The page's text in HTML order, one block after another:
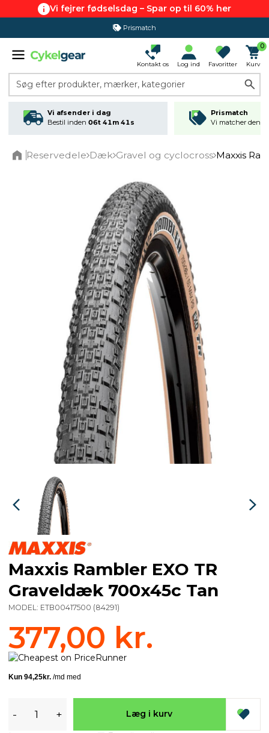
Vi fejrer fødselsdag – Spar op til 60% her
Prismatch
Kontakt os Log ind Favoritter
0
Kurv
Søg efter produkter, mærker, kategorier
Vi afsender i dag
Bestil inden 06t 41m 41s
Prismatch
Vi matcher den
Reservedele Dæk Gravel og cyclocross Maxxis
Maxxis Rambler EXO TR
Graveldæk 700x45c Tan
MODEL: ETB00417500 (84291)
377,00 kr.
- + Læg i kurv